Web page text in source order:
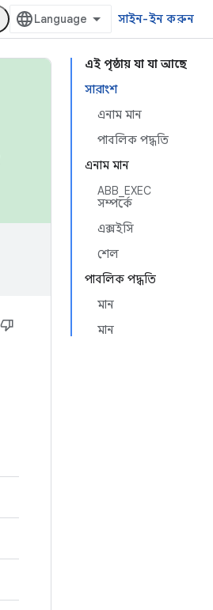
সাইন-ইন করুন
এই পৃষ্ঠায় যা যা আছে
সারাংশ
এনাম মান
পাবলিক পদ্ধতি
এনাম মান
ABB_EXEC
সম্পর্কে
এক্সইসি
শেল
পাবলিক পদ্ধতি
মান
মান